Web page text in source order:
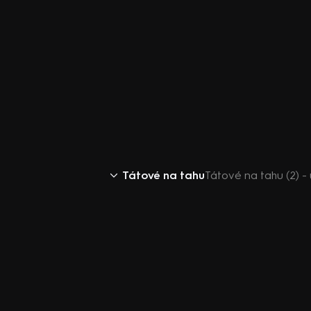
Tátové na tahuTátové na tahu (2)